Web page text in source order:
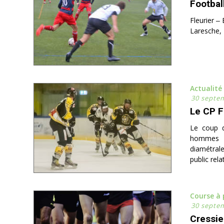
Fleurier ‒
Laresche,
Actualité
30
Le CP
Le coup
hommes
public
Course à
30